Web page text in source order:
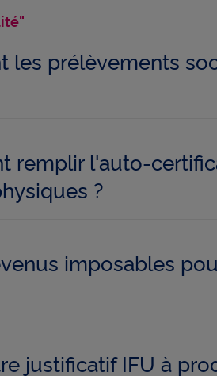
les prélèvements
remplir l'auto-
?
imposables
justificatif IFU à